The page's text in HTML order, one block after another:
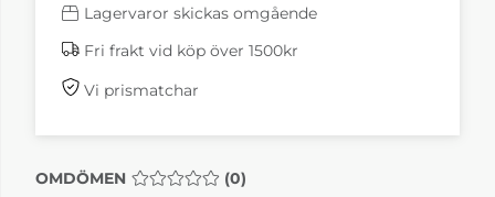
Bruno Mässing
Lagervaror skickas omgående
Fri frakt vid köp över 1500kr
Vi prismatchar
OMDÖMEN MEDELBETYG 0 AV 5 ANTAL BETYG 0
(0)